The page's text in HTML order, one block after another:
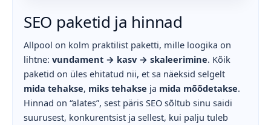
SEO paketid ja hinnad
Allpool on kolm praktilist paketti, mille loogika on
lihtne: vundament → kasv → skaleerimine. Kõik
paketid on üles ehitatud nii, et sa näeksid selgelt
mida tehakse, miks tehakse ja mida mõõdetakse.
Hinnad on “alates”, sest päris SEO sõltub sinu saidi
suurusest, konkurentsist ja sellest, kui palju tuleb